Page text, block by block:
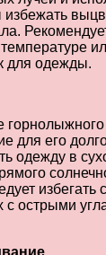
избежать
для одежды.
для его
одежду в
избегать
с острыми